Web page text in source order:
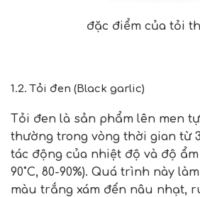
đặc điểm của tỏi
1.2. Tỏi đen (Black garlic)
Tỏi đen là sản phẩm lên men
thường trong vòng thời gian từ
tác động của nhiệt độ và độ ẩm
90˚C, 80-90%). Quá trình này
màu trắng xám đến nâu nhạt,